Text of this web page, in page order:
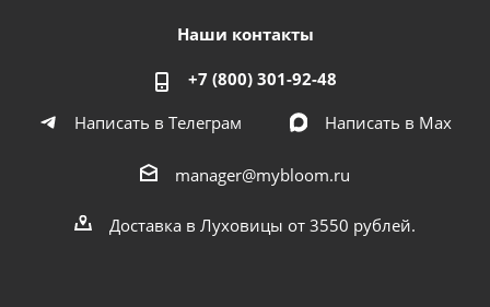
Наши контакты
+7 (800) 301-92-48
Написать в Телеграм
Написать в Мах
manager@mybloom.ru
Доставка в Луховицы от 3550 рублей.